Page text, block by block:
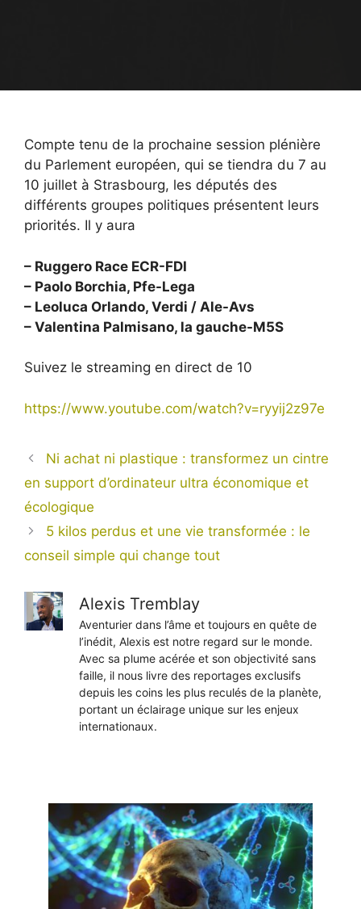
Compte tenu de la prochaine session plénière
du Parlement européen, qui se tiendra du 7 au
10 juillet à Strasbourg, les députés des
différents groupes politiques présentent leurs
priorités. Il y aura
– Ruggero Race ECR-FDI
– Paolo Borchia, Pfe-Lega
– Leoluca Orlando, Verdi / Ale-Avs
– Valentina Palmisano, la gauche-M5S
Suivez le streaming en direct de 10
https://www.youtube.com/watch?v=ryyij2z97e
Ni achat ni plastique : transformez un cintre
en support d’ordinateur ultra économique et
écologique
5 kilos perdus et une vie transformée : le
conseil simple qui change tout
Alexis Tremblay
Aventurier dans l’âme et toujours en quête de
l’inédit, Alexis est notre regard sur le monde.
Avec sa plume acérée et son objectivité sans
faille, il nous livre des reportages exclusifs
depuis les coins les plus reculés de la planète,
portant un éclairage unique sur les enjeux
internationaux.